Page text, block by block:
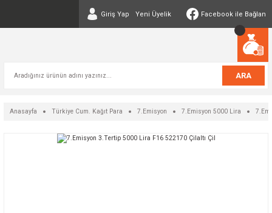
Giriş Yap Yeni Üyelik Facebook ile Bağlan
ARA
Anasayfa Türkiye Cum. Kağıt Para 7.Emisyon 7.Emisyon 5000 Lira